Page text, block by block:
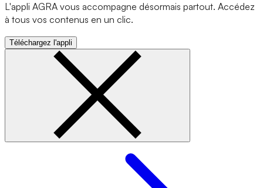
L'appli AGRA vous accompagne désormais partout. Accédez
à tous vos contenus en un clic.
Téléchargez l'appli